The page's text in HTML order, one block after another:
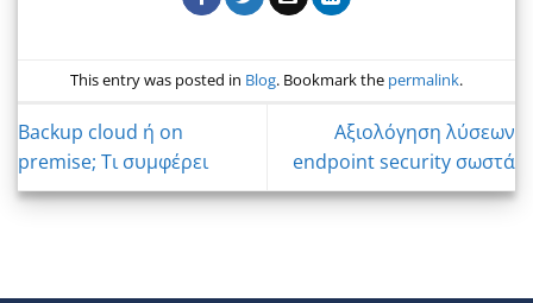
This entry was posted in Blog. Bookmark the permalink.
Backup cloud ή on
premise; Τι συμφέρει
Αξιολόγηση λύσεων
endpoint security σωστά